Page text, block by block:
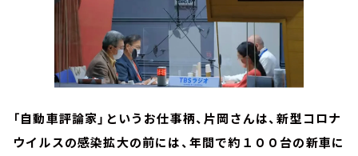
「自動車評論家」というお仕事柄、片岡さんは、新型コロナ
ウイルスの感染拡大の前には、年間で約１００台の新車に